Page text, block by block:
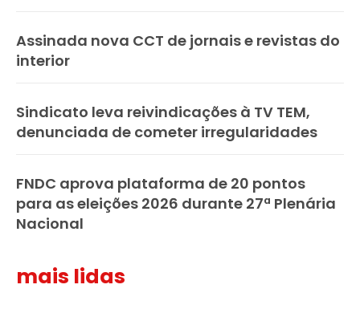
Assinada nova CCT de jornais e revistas do
interior
Sindicato leva reivindicações à TV TEM,
denunciada de cometer irregularidades
FNDC aprova plataforma de 20 pontos
para as eleições 2026 durante 27ª Plenária
Nacional
mais lidas